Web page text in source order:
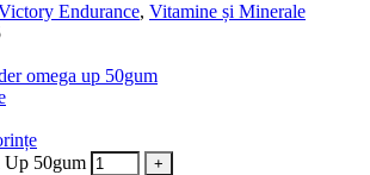
Endurance, Vitamine și Minerale
Up 50gum